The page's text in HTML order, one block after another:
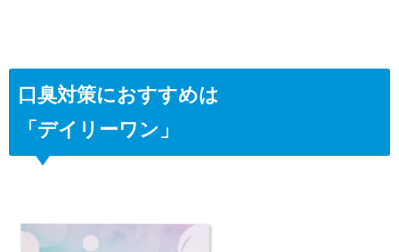
口臭対策におすすめは
「デイリーワン」